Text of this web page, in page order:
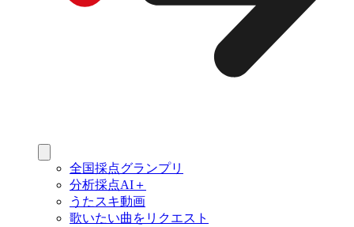
全国採点グランプリ
分析採点AI＋
うたスキ動画
歌いたい曲をリクエスト